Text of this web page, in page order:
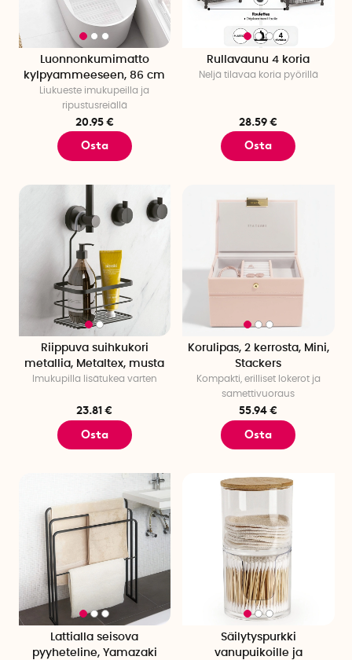
Luonnonkumimatto
kylpyammeeseen, 86 cm
Liukueste imukupeilla ja
ripustusreiällä
20.95 €
Osta
Rullavaunu 4 koria
Neljä tilavaa koria pyörillä
28.59 €
Osta
Riippuva suihkukori
metallia, Metaltex, musta
Imukupilla lisätukea varten
23.81 €
Osta
Korulipas, 2 kerrosta, Mini,
Stackers
Kompakti, erilliset lokerot ja
samettivuoraus
55.94 €
Osta
Lattialla seisova
pyyheteline, Yamazaki
Säilytyspurkki
vanupuikoille ja